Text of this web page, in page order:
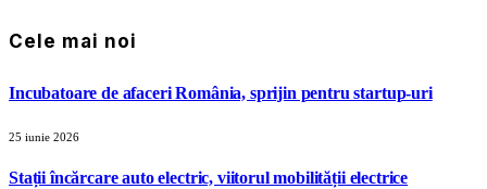
Cele mai noi
Incubatoare de afaceri România, sprijin pentru startup-uri
25 iunie 2026
Stații încărcare auto electric, viitorul mobilității electrice